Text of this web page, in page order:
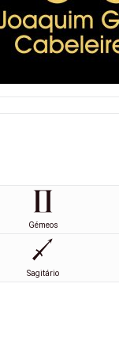
Gémeos
Sagitário